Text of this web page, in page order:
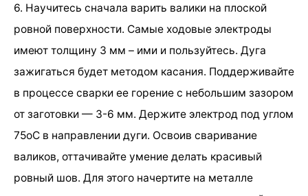
6. Научитесь сначала варить валики на плоской
ровной поверхности. Самые ходовые электроды
имеют толщину 3 мм – ими и пользуйтесь. Дуга
зажигаться будет методом касания. Поддерживайте
в процессе сварки ее горение с небольшим зазором
от заготовки — 3-6 мм. Держите электрод под углом
75оС в направлении дуги. Освоив сваривание
валиков, оттачивайте умение делать красивый
ровный шов. Для этого начертите на металле